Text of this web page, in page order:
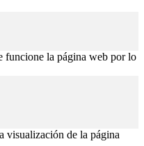
funcione la página web por lo
visualización de la página